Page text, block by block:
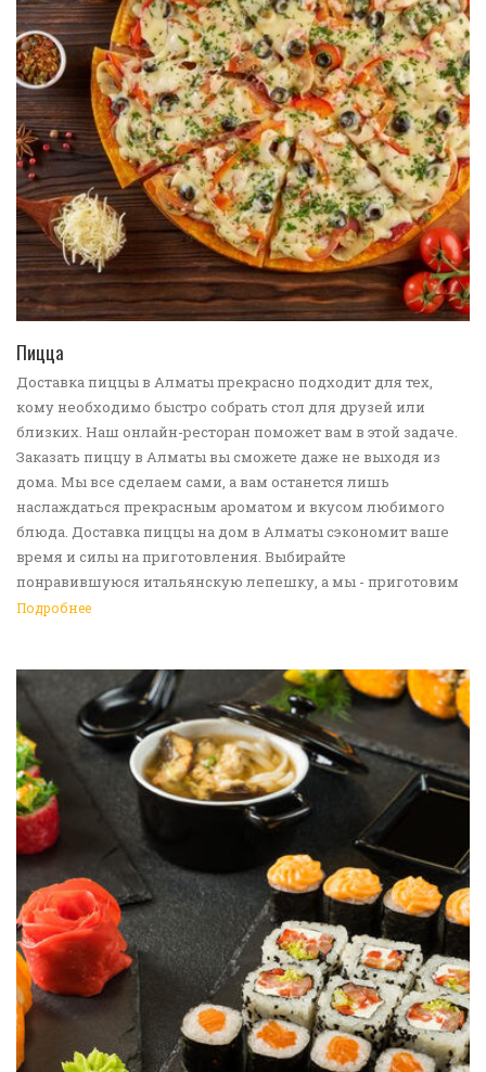
Пицца
Доставка пиццы в Алматы прекрасно подходит для тех,
кому необходимо быстро собрать стол для друзей или
близких. Наш онлайн-ресторан поможет вам в этой задаче.
Заказать пиццу в Алматы вы сможете даже не выходя из
дома. Мы все сделаем сами, а вам останется лишь
наслаждаться прекрасным ароматом и вкусом любимого
блюда. Доставка пиццы на дом в Алматы сэкономит ваше
время и силы на приготовления. Выбирайте
понравившуюся итальянскую лепешку, а мы - приготовим
ее в лучших традициях. Доставка еды в Алматы -
Подробнее